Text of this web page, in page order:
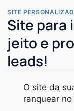
SITE
Site para
jeito e
leads!
O site da
ranquear no